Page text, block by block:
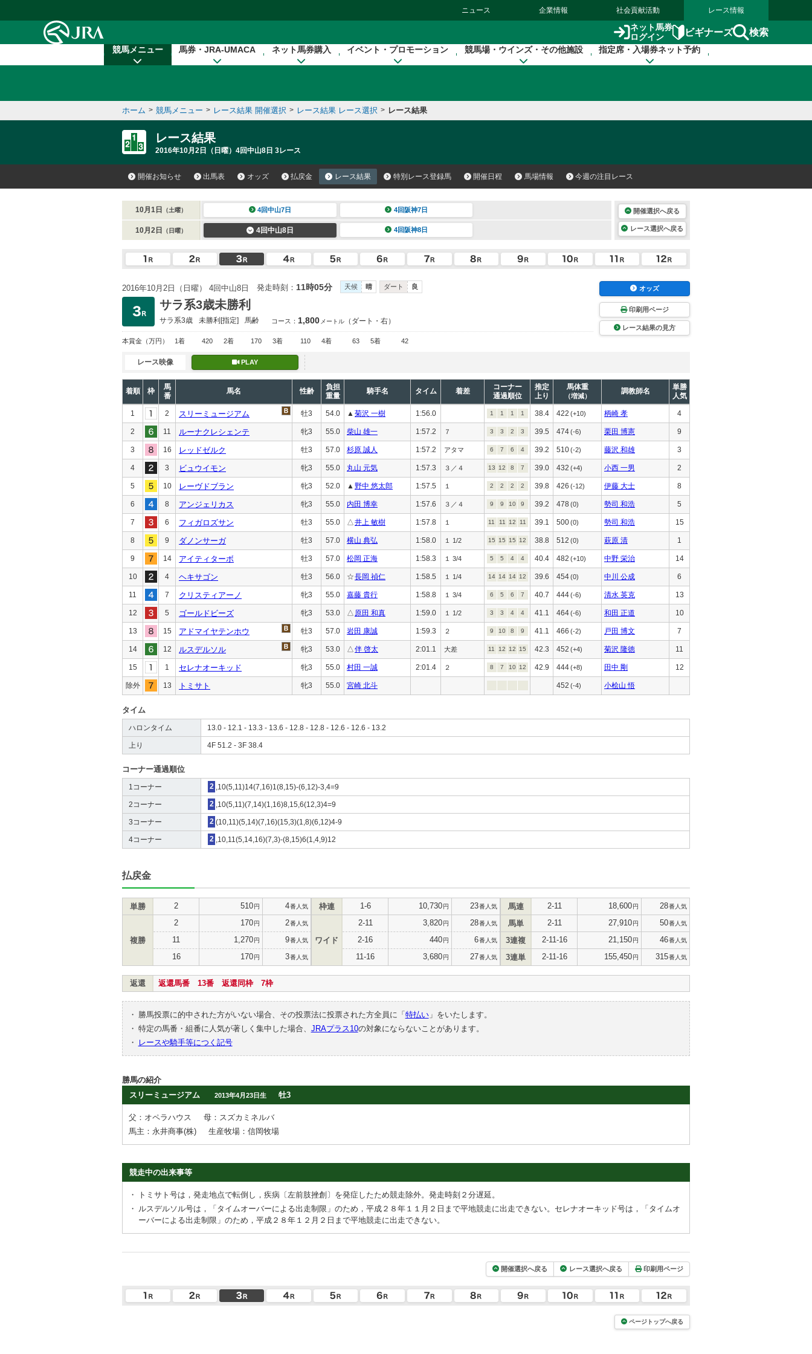
ニュース 企業情報 社会貢献活動 レース情報
ネット馬券
ログイン
ビギナーズ 検索
競馬メニュー 馬券・JRA-UMACA ネット馬券購入 イベント・プロモーション 競馬場・ウインズ・その他施設 指定席・入場券ネット予約
ホーム > 競馬メニュー > レース結果 開催選択 > レース結果 レース選択 > レース結果
レース結果
2016年10月2日（日曜）4回中山8日 3レース
開催お知らせ 出馬表 オッズ 払戻金 レース結果 特別レース登録馬 開催日程 馬場情報 今週の注目レース
10月1日 （土曜） 4回中山7日 4回阪神7日
10月2日 （日曜） 4回中山8日 4回阪神8日
開催選択へ戻る
レース選択へ戻る
2016年10月2日（日曜） 4回中山8日 発走時刻： 11時05分 天候 晴 ダート 良
サラ系3歳未勝利
サラ系3歳 未勝利[指定] 馬齢 コース： 1,800 メートル （ダート・右）
本賞金 （万円） 1着 420 2着 170 3着 110 4着 63 5着 42
オッズ
印刷用ページ
レース結果の見方
レース映像 PLAY
着順 枠
馬
番
馬名 性齢
負担
重量
騎手名 タイム 着差
コーナー
通過順位
推定
上り
馬体重
（増減）
調教師名
単勝
人気
1 2 スリーミュージアム 牡3 54.0 ▲ 菊沢 一樹 1:56.0 1 1 1 1 38.4 422 (+10) 柄崎 孝 4
2 11 ルーナクレシェンテ 牝3 55.0 柴山 雄一 1:57.2 ７ 3 3 2 3 39.5 474(-6) 栗田 博憲 9
3 16 レッドゼルク 牡3 57.0 杉原 誠人 1:57.2 アタマ 6 7 6 4 39.2 510(-2) 藤沢 和雄 3
4 3 ビュウイモン 牝3 55.0 丸山 元気 1:57.3 ３／４ 13 12 8 7 39.0 432 (+4) 小西 一男 2
5 10 レーヴドブラン 牝3 52.0 ▲ 野中 悠太郎 1:57.5 １ 2 2 2 2 39.8 426 (-12) 伊藤 大士 8
6 8 アンジェリカス 牝3 55.0 内田 博幸 1:57.6 ３／４ 9 9 10 9 39.2 478 (0) 勢司 和浩 5
7 6 フィガロズサン 牡3 55.0 △井上 敏樹 1:57.8 １ 11 11 12 11 39.1 500(0) 勢司 和浩 15
8 9 ダノンサーガ 牡3 57.0 横山 典弘 1:58.0 １ 1/2 15 15 15 12 38.8 512 (0) 萩原 清 1
9 14 アイティターボ 牡3 57.0 松岡 正海 1:58.3 １ 3/4 5 5 4 4 40.4 482 (+10) 中野 栄治 14
10 4 ヘキサゴン 牡3 56.0 ☆長岡 禎仁 1:58.5 １ 1/4 14 14 14 12 39.6 454(0) 中川 公成 6
11 7 クリスティアーノ 牝3 55.0 嘉藤 貴行 1:58.8 １ 3/4 6 5 6 7 40.7 444(-6) 清水 英克 13
12 5 ゴールドビーズ 牝3 53.0 △ 原田 和真 1:59.0 １ 1/2 3 3 4 4 41.1 464(-6) 和田 正道 10
13 15 アドマイヤテンホウ 牡3 57.0 岩田 康誠 1:59.3 ２ 9 10 8 9 41.1 466 (-2) 戸田 博文 7
14 12 ルスデルソル 牝3 53.0 △伴 啓太 2:01.1 大差 11 12 12 15 42.3 452 (+4) 菊沢 隆徳 11
15 1 セレナオーキッド 牝3 55.0 村田 一誠 2:01.4 ２ 8 7 10 12 42.9 444(+8) 田中 剛 12
除外 13 トミサト 牝3 55.0 宮崎 北斗 452 (-4) 小桧山 悟
タイム
ハロンタイム 13.0 - 12.1 - 13.3 - 13.6 - 12.8 - 12.8 - 12.6 - 12.6 - 13.2
上り 4F 51.2 - 3F 38.4
コーナー通過順位
1コーナー 2 ,10(5,11)14(7,16)1(8,15)-(6,12)-3,4=9
2コーナー 2 ,10(5,11)(7,14)(1,16)8,15,6(12,3)4=9
3コーナー 2 (10,11)(5,14)(7,16)(15,3)(1,8)(6,12)4-9
4コーナー 2 ,10,11(5,14,16)(7,3)-(8,15)6(1,4,9)12
払戻金
単勝 2 510円 4番人気
複勝
2 170円 2番人気
11 1,270円 9番人気
16 170円 3番人気
枠連 1-6 10,730円 23番人気
ワイド
2-11 3,820円 28番人気
2-16 440円 6番人気
11-16 3,680円 27番人気
馬連 2-11 18,600円 28番人気
馬単 2-11 27,910円 50番人気
3連複 2-11-16 21,150円 46番人気
3連単 2-11-16 155,450円 315番人気
返還 返還馬番 13番 返還同枠 7枠
・ 勝馬投票に的中された方がいない場合、その投票法に投票された方全員に「 特払い」をいたします。
・ 特定の馬番・組番に人気が著しく集中した場合、 JRAプラス10の対象にならないことがあります。
・
レースや騎手等につく記号
勝馬の紹介
スリーミュージアム
2013年4月23日生 牡3
父：オペラハウス
母：スズカミネルバ
馬主：永井商事(株)
生産牧場：信岡牧場
競走中の出来事等
・
トミサト号は，発走地点で転倒し，疾病〔左前肢挫創〕を発症したため競走除外。発走時刻２分遅延。
・
ルスデルソル号は，「タイムオーバーによる出走制限」のため，平成２８年１１月２日まで平地競走に出走できない。セレナオーキッド号は，「タイムオ
ーバーによる出走制限」のため，平成２８年１２月２日まで平地競走に出走できない。
開催選択へ戻る レース選択へ戻る 印刷用ページ
ページトップへ戻る